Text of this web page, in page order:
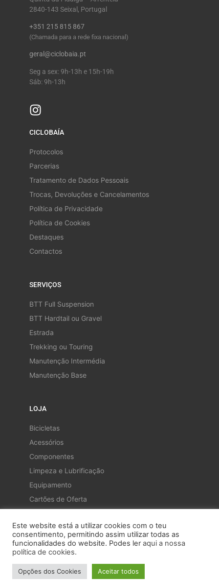
2840-143 Seixal, Portugal
+351 215 815 867
(Chamada para a rede fixa nacional)
geral@ciclobaia.pt
Seg a sex: 9h-13h e 15h-19h
Sáb: 9h-13h
CICLOBAÍA
Protocolos
Parcerias
Tratamento de Dados Pessoais
Trocas, Devoluções e Cancelamentos
Política de Privacidade
Política de Cookies
Destaques
Contactos
SERVIÇOS
BTT Full Suspension
BTT Hardtail ou Gravel
Estrada
Trekking ou Touring
Manutenção Intermédia
Manutenção Base
LOJA
Bicicletas
Acessórios
Componentes
Limpeza e Lubrificação
Equipamento
Cartões de Oferta
Este website está a utilizar cookies com o teu
consentimento, permitindo assim utilizar todas as
funcionalidades do website. Podes ler aqui a nossa
política de cookies.
Opções dos Cookies Aceitar todos